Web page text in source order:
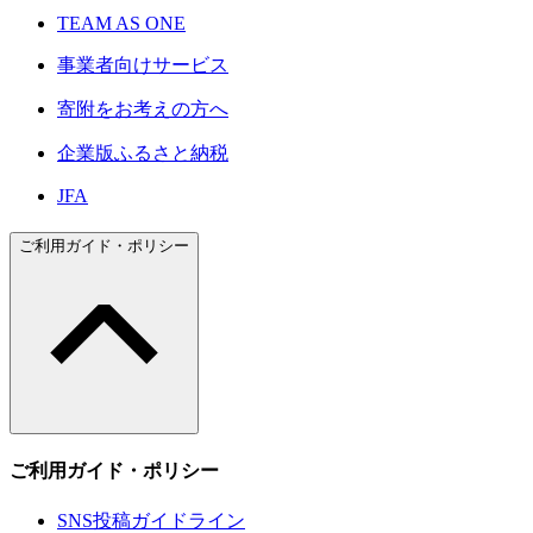
TEAM AS ONE
事業者向けサービス
寄附をお考えの方へ
企業版ふるさと納税
JFA
ご利用ガイド・ポリシー
ご利用ガイド・ポリシー
SNS投稿ガイドライン